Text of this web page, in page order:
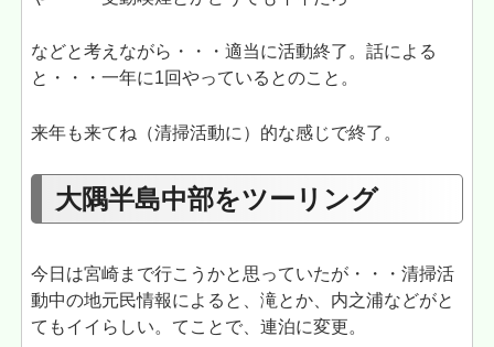
などと考えながら・・・適当に活動終了。話による
と・・・一年に1回やっているとのこと。
来年も来てね（清掃活動に）的な感じで終了。
大隅半島中部をツーリング
今日は宮崎まで行こうかと思っていたが・・・清掃活
動中の地元民情報によると、滝とか、内之浦などがと
てもイイらしい。てことで、連泊に変更。